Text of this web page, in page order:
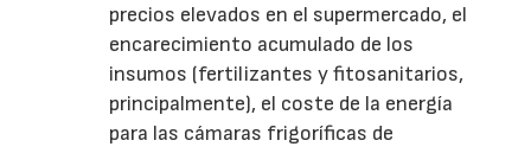
precios elevados en el supermercado, el
encarecimiento acumulado de los
insumos (fertilizantes y fitosanitarios,
principalmente), el coste de la energía
para las cámaras frigoríficas de